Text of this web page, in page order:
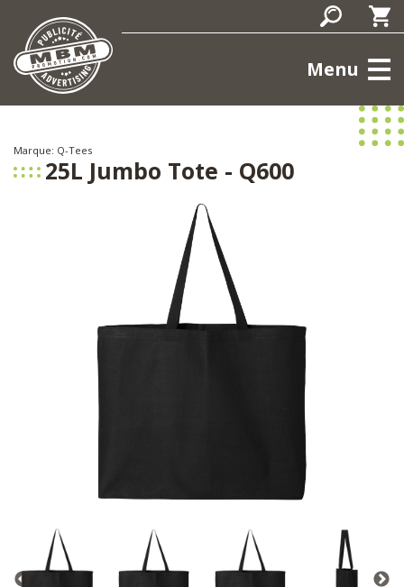
Menu
Marque: Q-Tees
25L Jumbo Tote - Q600